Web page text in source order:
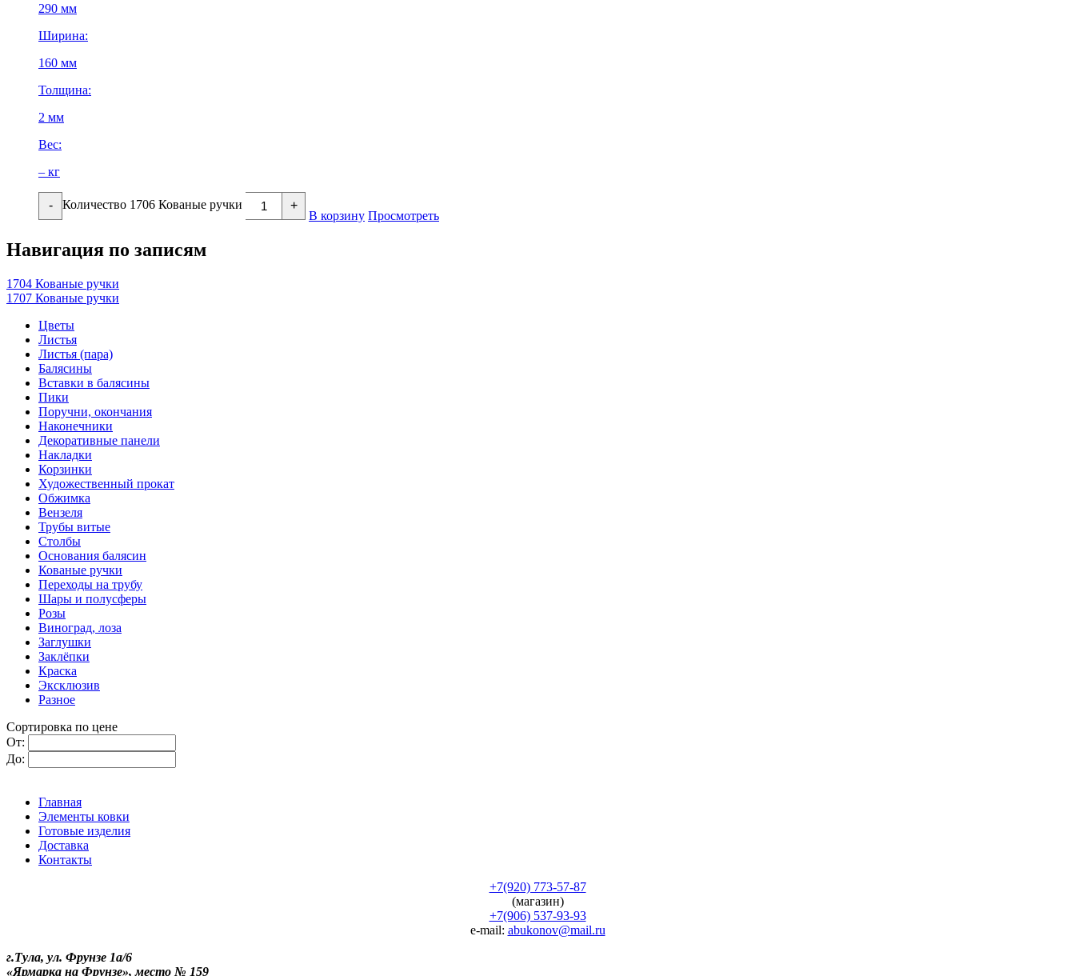
290 мм
Ширина:
160 мм
Толщина:
2 мм
Вес:
– кг
- Количество 1706 Кованые ручки +
В корзину Просмотреть
Навигация по записям
1704 Кованые ручки
1707 Кованые ручки
Цветы
Листья
Листья (пара)
Балясины
Вставки в балясины
Пики
Поручни, окончания
Наконечники
Декоративные панели
Накладки
Корзинки
Художественный прокат
Обжимка
Вензеля
Трубы витые
Столбы
Основания балясин
Кованые ручки
Переходы на трубу
Шары и полусферы
Розы
Виноград, лоза
Заглушки
Заклёпки
Краска
Эксклюзив
Разное
Сортировка по цене
От:
До:
Главная
Элементы ковки
Готовые изделия
Доставка
Контакты
+7(920) 773-57-87
(магазин)
+7(906) 537-93-93
e-mail: abukonov@mail.ru
г.Тула, ул. Фрунзе 1а/6
«Ярмарка на Фрунзе», место № 159